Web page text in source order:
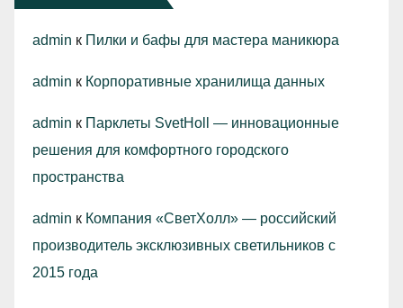
admin к Пилки и бафы для мастера маникюра
admin к Корпоративные хранилища данных
admin к Парклеты SvetHoll — инновационные
решения для комфортного городского
пространства
admin к Компания «СветХолл» — российский
производитель эксклюзивных светильников с
2015 года